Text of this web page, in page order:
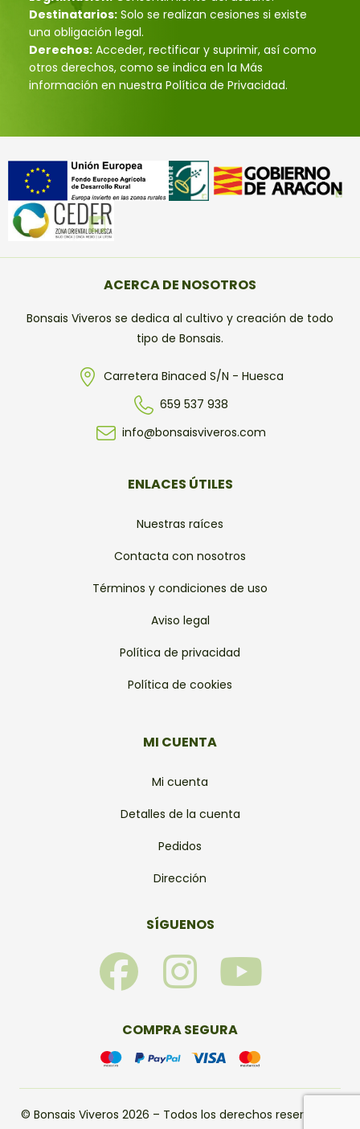
Destinatarios: Solo se realizan cesiones si existe
una obligación legal.
Derechos: Acceder, rectificar y suprimir, así como
otros derechos, como se indica en la Más
información en nuestra Política de Privacidad.
ACERCA DE NOSOTROS
Bonsais Viveros se dedica al cultivo y creación de todo
tipo de Bonsais.
Carretera Binaced S/N - Huesca
659 537 938
info@bonsaisviveros.com
ENLACES ÚTILES
Nuestras raíces
Contacta con nosotros
Términos y condiciones de uso
Aviso legal
Política de privacidad
Política de cookies
MI CUENTA
Mi cuenta
Detalles de la cuenta
Pedidos
Dirección
SÍGUENOS
F
a
c
e
I
n
s
t
Y
u
t
COMPRA SEGURA
© Bonsais Viveros 2026 – Todos los derechos reservados.